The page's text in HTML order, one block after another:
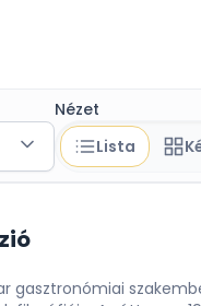
Nézet
Lista
gasztronómiai